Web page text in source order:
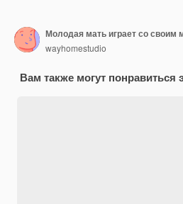
wayhomestudio
Вам также могут понравиться